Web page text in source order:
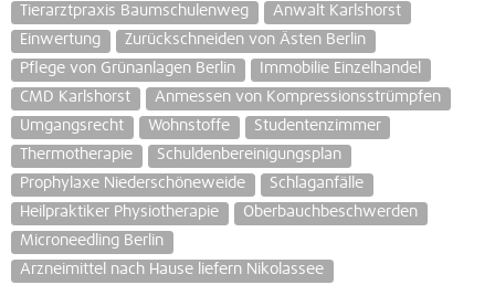
Tierarztpraxis Baumschulenweg
Anwalt Karlshorst
Einwertung
Zurückschneiden von Ästen Berlin
Pflege von Grünanlagen Berlin
Immobilie Einzelhandel
CMD Karlshorst
Anmessen von Kompressionsstrümpfen
Umgangsrecht
Wohnstoffe
Studentenzimmer
Thermotherapie
Schuldenbereinigungsplan
Prophylaxe Niederschöneweide
Schlaganfälle
Heilpraktiker Physiotherapie
Oberbauchbeschwerden
Microneedling Berlin
Arzneimittel nach Hause liefern Nikolassee